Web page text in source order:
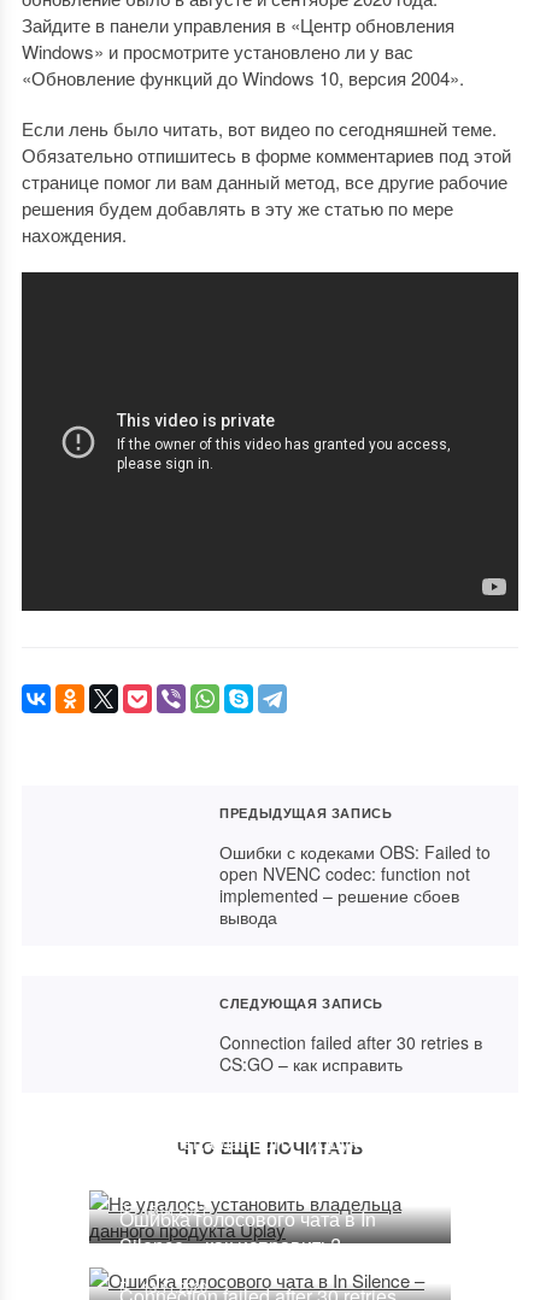
Зайдите в панели управления в «Центр обновления
Windows» и просмотрите установлено ли у вас
«Обновление функций до Windows 10, версия 2004».
Если лень было читать, вот видео по сегодняшней теме.
Обязательно отпишитесь в форме комментариев под этой
странице помог ли вам данный метод, все другие рабочие
решения будем добавлять в эту же статью по мере
нахождения.
ПРЕДЫДУЩАЯ ЗАПИСЬ
Ошибки с кодеками OBS: Failed to
open NVENC codec: function not
implemented – решение сбоев
вывода
СЛЕДУЮЩАЯ ЗАПИСЬ
Connection failed after 30 retries в
CS:GO – как исправить
ЧТО ЕЩЕ ПОЧИТАТЬ
владельца данного продукта
15.01.2021
Ошибка голосового чата в In
Silence – как исправить?
13.11.2020